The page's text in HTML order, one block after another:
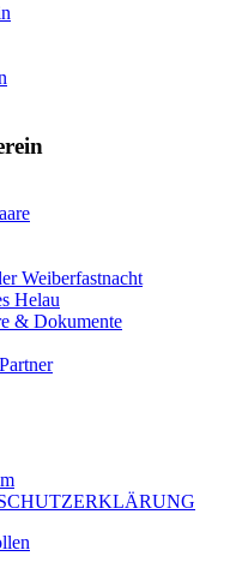
Weiberfastnacht
Helau
& Dokumente